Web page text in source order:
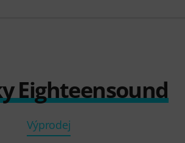
Eighteensound
Výprodej